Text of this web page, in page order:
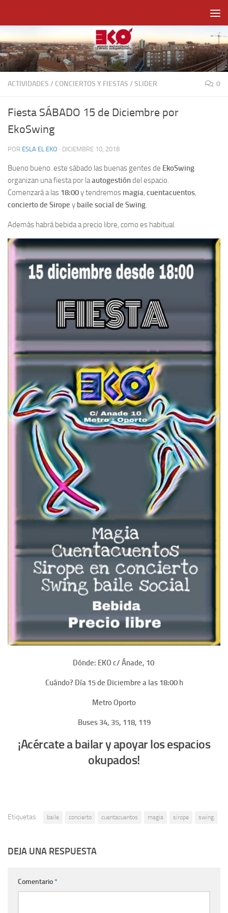
ACTIVIDADES / CONCIERTOS Y FIESTAS /SLIDER 0
Fiesta SÁBADO 15 de Diciembre por
EkoSwing
POR ESLA EL EKO · DICIEMBRE 10, 2018
Bueno bueno. este sábado las buenas gentes de EkoSwing
organizan una fiesta por laautogestióndel espacio.
Comenzará a las 18:00y tendremos magia, cuentacuentos,
concierto de Sirope y baile social de Swing.
Además habrá bebida a precio libre, como es habitual.
Dónde: EKO c/ Ánade, 10
Cuándo? Día 15 de Diciembre a las 18:00 h
Metro Oporto
Buses 34, 35, 118, 119
¡Acércate a bailar y apoyar los espacios
okupados!
Etiquetas: baile concierto cuentacuentos magia sirope swing
DEJA UNA RESPUESTA
Comentario*